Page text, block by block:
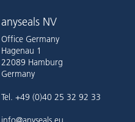
anyseals NV
Office Germany
Hagenau 1
22089 Hamburg
Germany
Tel. +49 (0)40 25 32 92 33